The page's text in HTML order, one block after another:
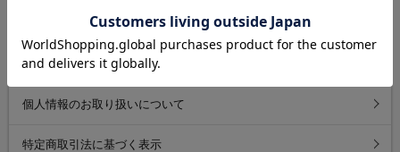
よくあるご質問
お問い合わせ
個人情報のお取り扱いについて
特定商取引法に基づく表示